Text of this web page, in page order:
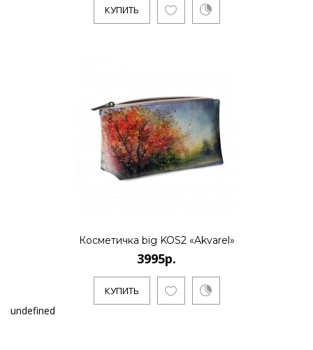
КУПИТЬ
Косметичка big KOS2 «Akvarel»
3995р.
КУПИТЬ
undefined